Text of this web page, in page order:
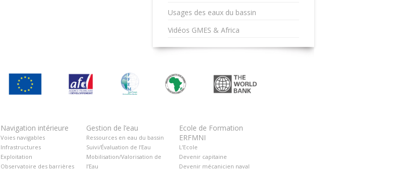
Usages des eaux du bassin
Vidéos GMES & Africa
Navigation intérieure
Voies navigables
Infrastructures
Exploitation
Observatoire des barrières
Gestion de l’eau
Ressources en eau du bassin
Suivi/Évaluation de l’Eau
Mobilisation/Valorisation de
l’Eau
Ecole de Formation
ERFMNI
L’Ecole
Devenir capitaine
Devenir mécanicien naval